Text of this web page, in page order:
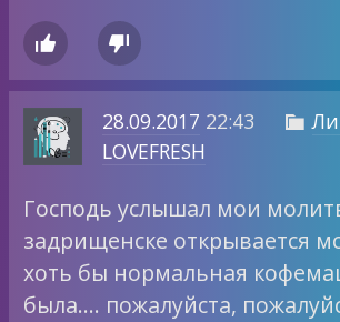
 
28.09.2017 22:43 
LOVEFRESH
Господь услышал мои
задрищенске открывается
хоть бы нормальная
была…. пожалуйста,